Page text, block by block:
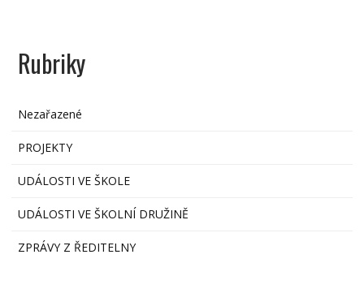
Rubriky
Nezařazené
PROJEKTY
UDÁLOSTI VE ŠKOLE
UDÁLOSTI VE ŠKOLNÍ DRUŽINĚ
ZPRÁVY Z ŘEDITELNY